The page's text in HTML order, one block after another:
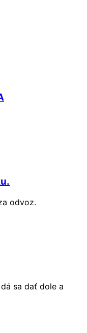
odvoz.
sa dať dole a